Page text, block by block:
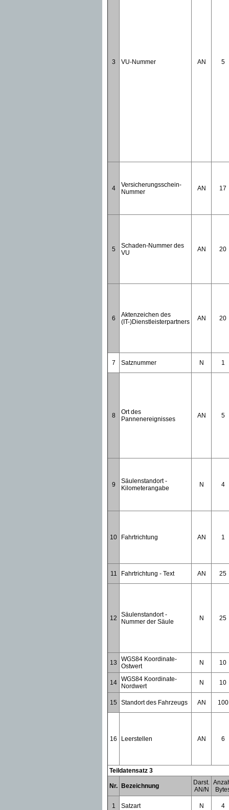
3 VU-Nummer AN 5
4
Versicherungsschein-
Nummer
AN 17
5
Schaden-Nummer des
VU
AN 20
6
Aktenzeichen des
(IT-)Dienstleisterpartners
AN 20
7 Satznummer N 1
8
Ort des
Pannenereignisses
AN 5
9
Säulenstandort -
Kilometerangabe
N 4
10 Fahrtrichtung AN 1
11 Fahrtrichtung - Text AN 25
12
Säulenstandort -
Nummer der Säule
N 25
13
WGS84 Koordinate-
Ostwert
N 10
14 WGS84 Koordinate-
Nordwert
N 10
15 Standort des Fahrzeugs AN 100
16 Leerstellen AN 6
Teildatensatz 3
Nr. Bezeichnung
Darst.
AN/N
1 Satzart N 4